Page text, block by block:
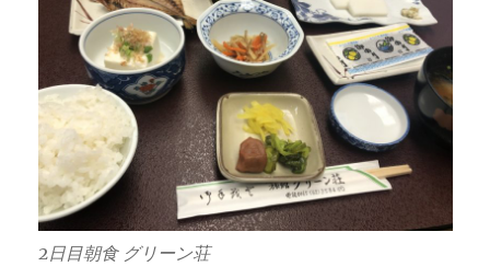
2日目朝食 グリーン荘